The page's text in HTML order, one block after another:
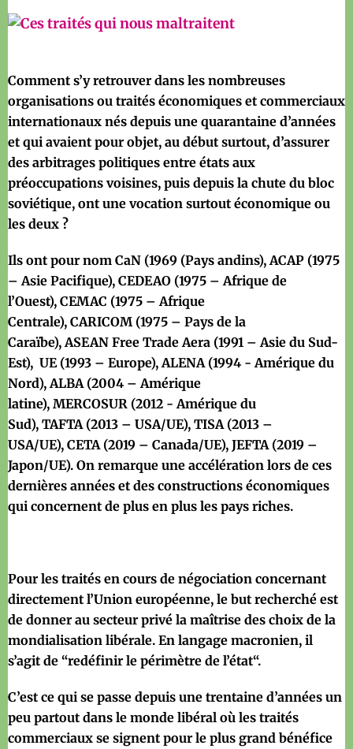
Comment s’y retrouver dans les nombreuses
organisations ou traités économiques et commerciaux
internationaux nés depuis une quarantaine d’années
et qui avaient pour objet, au début surtout, d’assurer
des arbitrages politiques entre états aux
préoccupations voisines, puis depuis la chute du bloc
soviétique, ont une vocation surtout économique ou
les deux ?
Ils ont pour nom CaN (1969 (Pays andins), ACAP (1975
– Asie Pacifique), CEDEAO (1975 – Afrique de
l’Ouest), CEMAC (1975 – Afrique
Centrale), CARICOM (1975 – Pays de la
Caraïbe), ASEAN Free Trade Aera (1991 – Asie du Sud-
Est), UE(1993 – Europe), ALENA (1994 - Amérique du
Nord), ALBA (2004 – Amérique
latine), MERCOSUR (2012 - Amérique du
Sud), TAFTA (2013 – USA/UE), TISA (2013 –
USA/UE), CETA (2019 – Canada/UE), JEFTA (2019 –
Japon/UE). On remarque une accélération lors de ces
dernières années et des constructions économiques
qui concernent de plus en plus les pays riches.
Pour les traités en cours de négociation concernant
directement l’Union européenne, le but recherché est
de donner au secteur privé la maîtrise des choix de la
mondialisation libérale. En langage macronien, il
s’agit de “redéfinir le périmètre de l’état“.
C’est ce qui se passe depuis une trentaine d’années un
peu partout dans le monde libéral où les traités
commerciaux se signent pour le plus grand bénéfice